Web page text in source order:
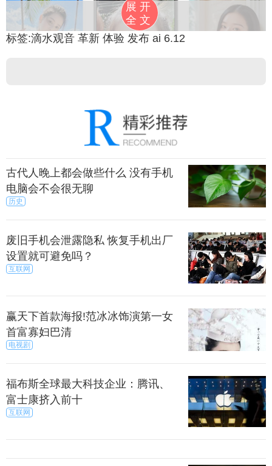
暗示NEX在AI功能上有惊喜，无疑将提升用户的期待，
考虑到Jovi的功能已经日臻完善，这次AI升级会针对日
常使用场景、游戏应用、拍照场景抑或其他软件优化
，针对NEX，我们已经可以基本确认它的全面屏设
计、核心硬件方案。早前，vivo发布“非凡一升”海报，
确认新机将配备升降式前置摄像头，解决困扰业界
的，前摄妨碍屏占比提升的问题，带来近百的屏占
比。如无意外，已经出现在X20、X21等机型上的屏幕
指纹识别技术都不会缺席。
展开
全文
标签:滴水观音 革新 体验 发布 ai 6.12
古代人晚上都会做些什么 没有手机
电脑会不会很无聊
历史
废旧手机会泄露隐私 恢复手机出厂
设置就可避免吗？
互联网
赢天下首款海报!范冰冰饰演第一女
首富寡妇巴清
电视剧
福布斯全球最大科技企业：腾讯、
富士康挤入前十
互联网